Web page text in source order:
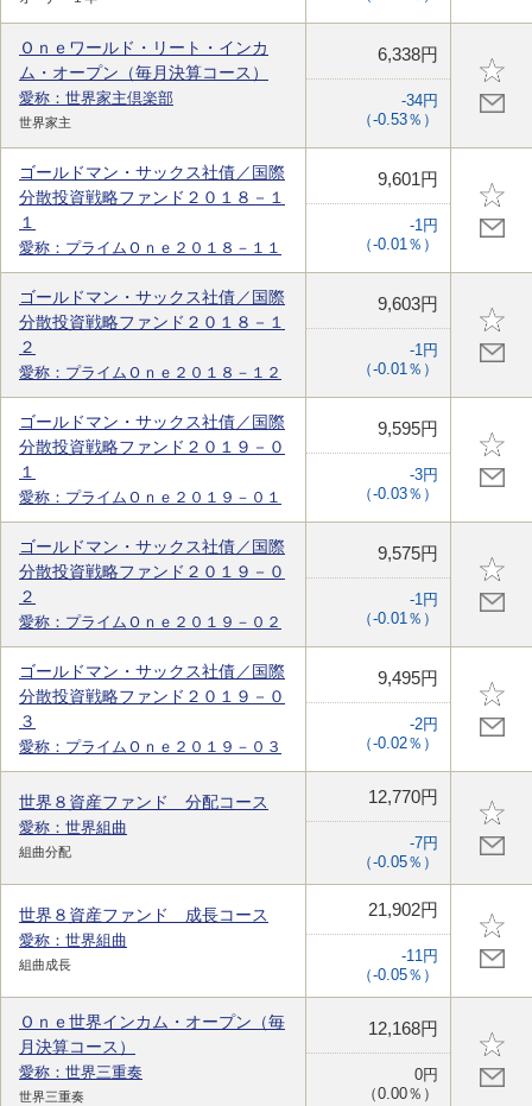
Ｏｎｅワールド・リート・インカ
ム・オープン（毎月決算コース）
愛称：世界家主倶楽部
世界家主
6,338円
-34円
（-0.53％）
ゴールドマン・サックス社債／国際
分散投資戦略ファンド２０１８－１
１
愛称：プライムＯｎｅ２０１８－１１
9,601円
-1円
（-0.01％）
ゴールドマン・サックス社債／国際
分散投資戦略ファンド２０１８－１
２
愛称：プライムＯｎｅ２０１８－１２
9,603円
-1円
（-0.01％）
ゴールドマン・サックス社債／国際
分散投資戦略ファンド２０１９－０
１
愛称：プライムＯｎｅ２０１９－０１
9,595円
-3円
（-0.03％）
ゴールドマン・サックス社債／国際
分散投資戦略ファンド２０１９－０
２
愛称：プライムＯｎｅ２０１９－０２
9,575円
-1円
（-0.01％）
ゴールドマン・サックス社債／国際
分散投資戦略ファンド２０１９－０
３
愛称：プライムＯｎｅ２０１９－０３
9,495円
-2円
（-0.02％）
世界８資産ファンド 分配コース
愛称：世界組曲
組曲分配
12,770円
-7円
（-0.05％）
世界８資産ファンド 成長コース
愛称：世界組曲
組曲成長
21,902円
-11円
（-0.05％）
Ｏｎｅ世界インカム・オープン（毎
月決算コース）
愛称：世界三重奏
世界三重奏
12,168円
0円
（0.00％）